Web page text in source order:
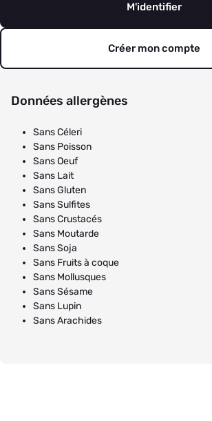
M'identifier
Créer mon compte
Données allergènes
Sans Céleri
Sans Poisson
Sans Oeuf
Sans Lait
Sans Gluten
Sans Sulfites
Sans Crustacés
Sans Moutarde
Sans Soja
Sans Fruits à coque
Sans Mollusques
Sans Sésame
Sans Lupin
Sans Arachides